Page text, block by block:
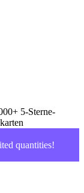
5-Sterne-
quantities!